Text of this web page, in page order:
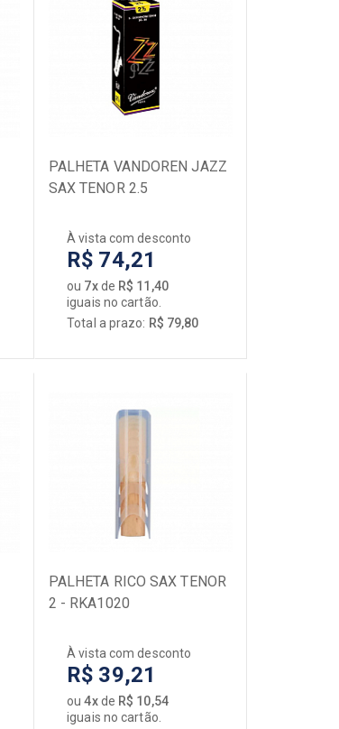
PALHETA VANDOREN JAZZ
SAX TENOR 2.5
À vista com desconto
R$ 74,21
ou 7xde R$ 11,40
iguais no cartão.
Total a prazo: R$ 79,80
PALHETA RICO SAX TENOR
2 - RKA1020
À vista com desconto
R$ 39,21
ou4xde R$ 10,54
iguais no cartão.